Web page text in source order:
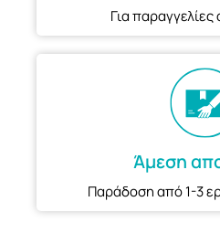
Για
Άμεση
Παράδοση από 1-3